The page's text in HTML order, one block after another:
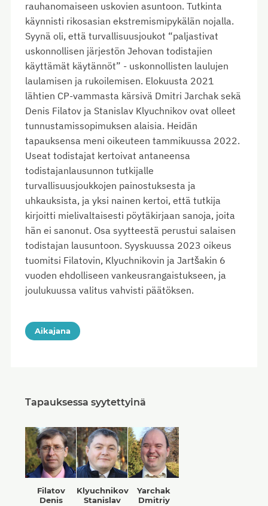
rauhanomaiseen uskovien asuntoon. Tutkinta
käynnisti rikosasian ekstremismipykälän nojalla.
Syynä oli, että turvallisuusjoukot “paljastivat
uskonnollisen järjestön Jehovan todistajien
käyttämät käytännöt” - uskonnollisten laulujen
laulamisen ja rukoilemisen. Elokuusta 2021
lähtien CP-vammasta kärsivä Dmitri Jarchak sekä
Denis Filatov ja Stanislav Klyuchnikov ovat olleet
tunnustamissopimuksen alaisia. Heidän
tapauksensa meni oikeuteen tammikuussa 2022.
Useat todistajat kertoivat antaneensa
todistajanlausunnon tutkijalle
turvallisuusjoukkojen painostuksesta ja
uhkauksista, ja yksi nainen kertoi, että tutkija
kirjoitti mielivaltaisesti pöytäkirjaan sanoja, joita
hän ei sanonut. Osa syytteestä perustui salaisen
todistajan lausuntoon. Syyskuussa 2023 oikeus
tuomitsi Filatovin, Klyuchnikovin ja Jartšakin 6
vuoden ehdolliseen vankeusrangaistukseen, ja
joulukuussa valitus vahvisti päätöksen.
Aikajana
Tapauksessa syytettyinä
Filatov
Denis
Klyuchnikov
Stanislav
Yarchak
Dmitriy